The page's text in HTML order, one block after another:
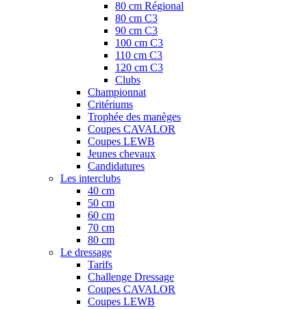
80 cm Régional
80 cm C3
90 cm C3
100 cm C3
110 cm C3
120 cm C3
Clubs
Championnat
Critériums
Trophée des manèges
Coupes CAVALOR
Coupes LEWB
Jeunes chevaux
Candidatures
Les interclubs
40 cm
50 cm
60 cm
70 cm
80 cm
Le dressage
Tarifs
Challenge Dressage
Coupes CAVALOR
Coupes LEWB